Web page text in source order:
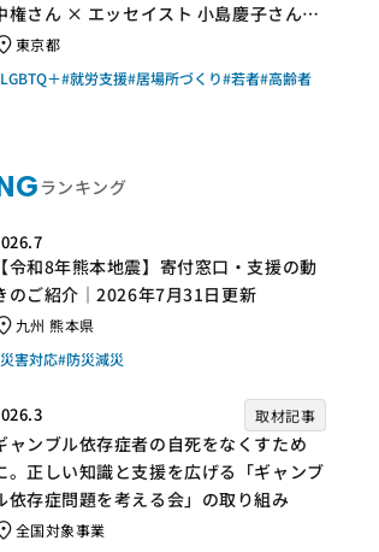
権さん × エッセイスト 小島慶子さん
聞き手】
東京都
＋#就労支援#居場所づくり#若者#高齢者
ランキング
【令和8年熊本地震】寄付窓口・支援の動
のご紹介｜2026年7月31日更新
九州 熊本県
害対応#防災減災
取材記事
ャンブル依存症者の自死をなくすため
。正しい知識と支援を広げる「ギャンブ
依存症問題を考える会」の取り組み
全国対象事業